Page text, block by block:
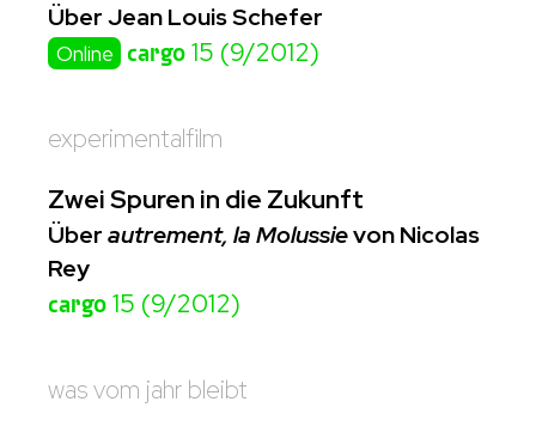
Über Jean Louis Schefer
Online cargo 15 (9/2012)
experimentalfilm
Zwei Spuren in die Zukunft
Überautrement, la Molussievon Nicolas
Rey
cargo 15 (9/2012)
was vom jahr bleibt